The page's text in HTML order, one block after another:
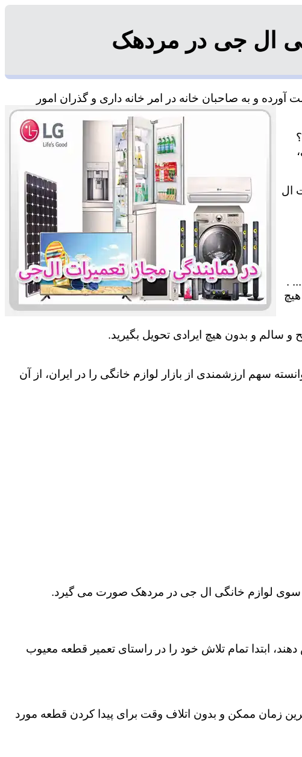
ال جی در مردهک
و به صاحبان خانه در امر خانه داری و گذران امور
ال
.
سالم و بدون هیچ ایرادی تحویل بگیرید.
سهم ارزشمندی از بازار لوازم خانگی را در ایران، از آن
سوی لوازم خانگی ال جی در مردهک صورت می گیرد.
ابتدا تمام تلاش خود را در راستای تعمیر قطعه معیوب
زمان ممکن و بدون اتلاف وقت برای پیدا کردن قطعه مورد